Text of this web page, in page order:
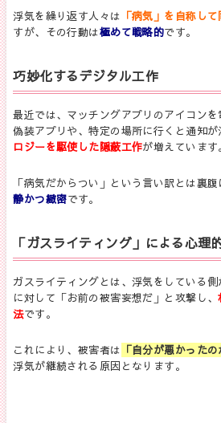
浮気を繰り返す人々は 「病気」を自称し
すが、その行動は極めて戦略的です。
巧妙化するデジタル工作
最近では、マッチングアプリのアイコン
偽装アプリや、特定の場所に行くと通知が
ロジーを駆使した隠蔽工作が増えています。
「病気だからつい」という言い訳とは裏
静かつ緻密です。
「ガスライティング」による心理
ガスライティングとは、浮気をしている
に対して「お前の被害妄想だ」と攻撃し、
法です。
これにより、被害者は 「自分が悪かったの
浮気が継続される原因となります。